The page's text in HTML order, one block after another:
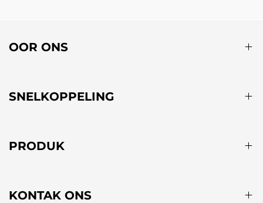
OOR ONS
SNELKOPPELING
PRODUK
KONTAK ONS